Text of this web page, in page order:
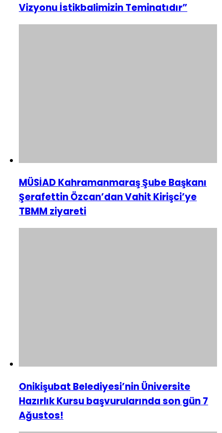
Vizyonu İstikbalimizin Teminatıdır”
MÜSİAD Kahramanmaraş Şube Başkanı
Şerafettin Özcan’dan Vahit Kirişci’ye
TBMM ziyareti
Onikişubat Belediyesi’nin Üniversite
Hazırlık Kursu başvurularında son gün 7
Ağustos!